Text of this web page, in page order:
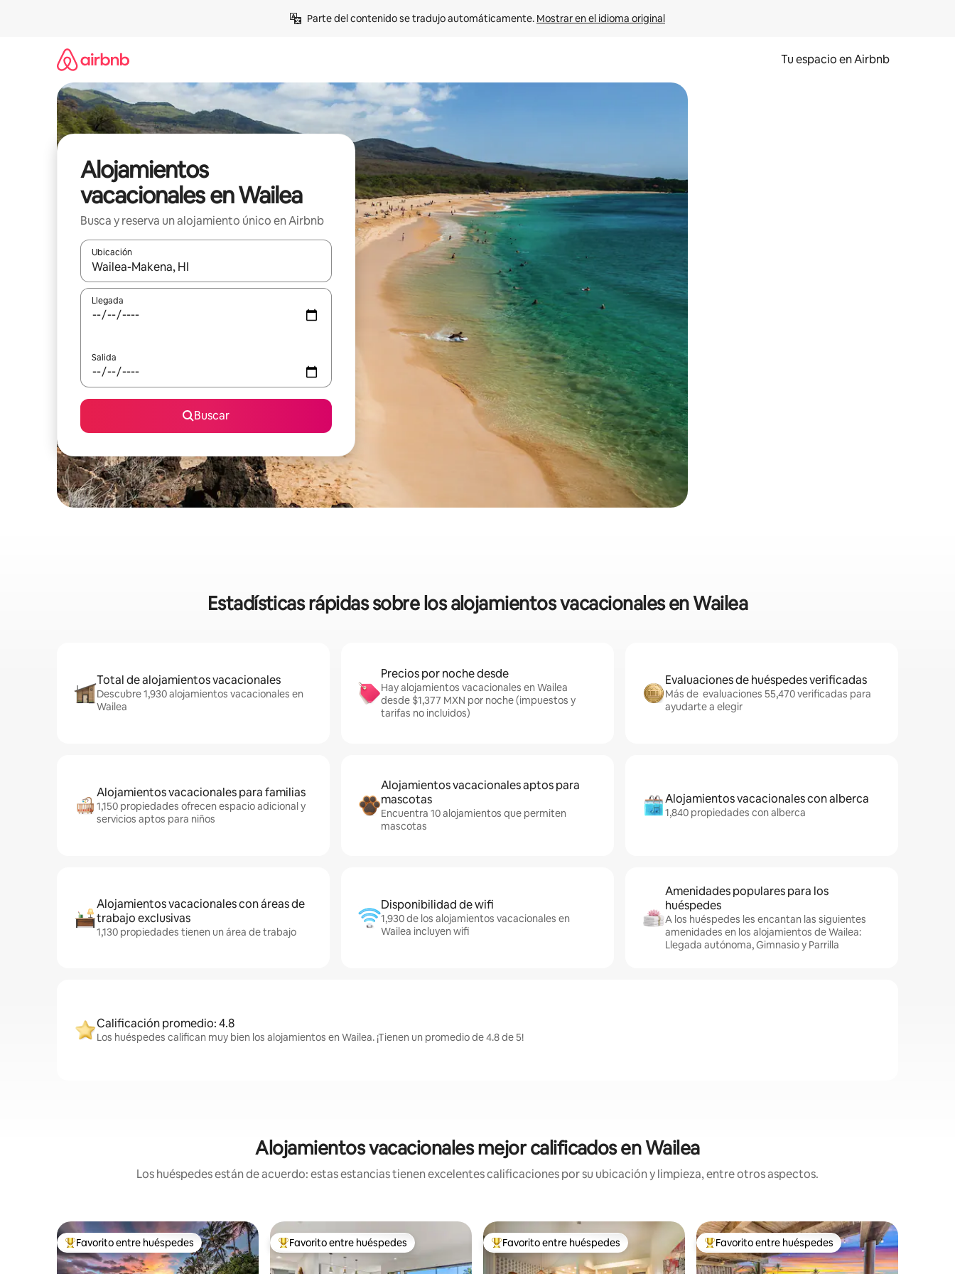
Parte del contenido se tradujo automáticamente. Mostrar en el idioma original
Tu espacio en Airbnb
Alojamientos
vacacionales en Wailea
Busca y reserva un alojamiento único en Airbnb
Ubicación
Cuando los resultados estén disponibles, podrás navegar usando las teclas de las flechas hacia arriba y hacia abajo, o bien tocando y deslizando la pantalla.
Llegada
Salida
Buscar
Estadísticas rápidas sobre los alojamientos vacacionales en Wailea
Total de alojamientos vacacionales
Descubre 1,930 alojamientos vacacionales en
Wailea
Precios por noche desde
Hay alojamientos vacacionales en Wailea
desde $1,377 MXN por noche (impuestos y
tarifas no incluidos)
Evaluaciones de huéspedes verificadas
Más de evaluaciones 55,470 verificadas para
ayudarte a elegir
Alojamientos vacacionales para familias
1,150 propiedades ofrecen espacio adicional y
servicios aptos para niños
Alojamientos vacacionales aptos para
mascotas
Encuentra 10 alojamientos que permiten
mascotas
Alojamientos vacacionales con alberca
1,840 propiedades con alberca
Alojamientos vacacionales con áreas de
trabajo exclusivas
1,130 propiedades tienen un área de trabajo
Disponibilidad de wifi
1,930 de los alojamientos vacacionales en
Wailea incluyen wifi
Amenidades populares para los
huéspedes
A los huéspedes les encantan las siguientes
amenidades en los alojamientos de Wailea:
Llegada autónoma, Gimnasio y Parrilla
Calificación promedio: 4.8
Los huéspedes califican muy bien los alojamientos en Wailea. ¡Tienen un promedio de 4.8 de 5!
Alojamientos vacacionales mejor calificados en Wailea
Los huéspedes están de acuerdo: estas estancias tienen excelentes calificaciones por su ubicación y limpieza, entre otros aspectos.
De los mejores en Favorito entre huéspedes
Favorito entre huéspedes De los mejores en Favorito entre huéspedes
Favorito entre huéspedes De los mejores en Favorito entre huéspedes
Favorito entre huéspedes De los mejores en Favorito entre huéspedes
Favorito entre huéspedes